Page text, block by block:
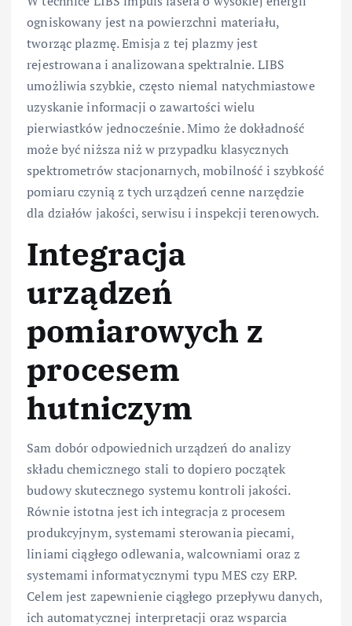
ogniskowany jest na powierzchni materiału,
tworząc plazmę. Emisja z tej plazmy jest
rejestrowana i analizowana spektralnie. LIBS
umożliwia szybkie, często niemal natychmiastowe
uzyskanie informacji o zawartości wielu
pierwiastków jednocześnie. Mimo że dokładność
może być niższa niż w przypadku klasycznych
spektrometrów stacjonarnych, mobilność i szybkość
pomiaru czynią z tych urządzeń cenne narzędzie
dla działów jakości, serwisu i inspekcji terenowych.
Integracja
urządzeń
pomiarowych z
procesem
hutniczym
Sam dobór odpowiednich urządzeń do analizy
składu chemicznego stali to dopiero początek
budowy skutecznego systemu kontroli jakości.
Równie istotna jest ich integracja z procesem
produkcyjnym, systemami sterowania piecami,
liniami ciągłego odlewania, walcowniami oraz z
systemami informatycznymi typu MES czy ERP.
Celem jest zapewnienie ciągłego przepływu danych,
ich automatycznej interpretacji oraz wsparcia